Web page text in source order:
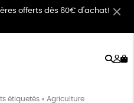
offerts dès 60€ d'achat!
étiquetés « Agriculture